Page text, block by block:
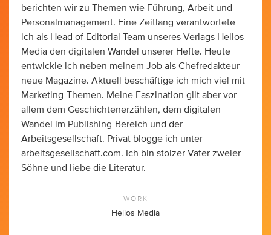
berichten wir zu Themen wie Führung, Arbeit und
Personalmanagement. Eine Zeitlang verantwortete
ich als Head of Editorial Team unseres Verlags Helios
Media den digitalen Wandel unserer Hefte. Heute
entwickle ich neben meinem Job als Chefredakteur
neue Magazine. Aktuell beschäftige ich mich viel mit
Marketing-Themen. Meine Faszination gilt aber vor
allem dem Geschichtenerzählen, dem digitalen
Wandel im Publishing-Bereich und der
Arbeitsgesellschaft. Privat blogge ich unter
arbeitsgesellschaft.com. Ich bin stolzer Vater zweier
Söhne und liebe die Literatur.
WORK
Helios Media